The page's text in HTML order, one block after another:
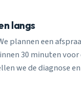
langs
plannen een
30 minuten voor
we de diagnose